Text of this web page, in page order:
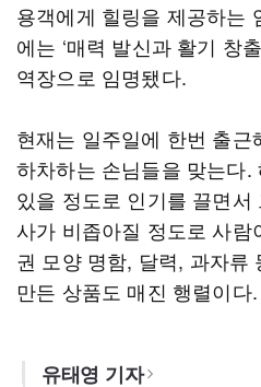
용객에게 힐링을 제공하는
에는 ‘매력 발신과 활기 창
역장으로 임명됐다.
현재는 일주일에 한번 출
하차하는 손님들을 맞는다
있을 정도로 인기를 끌면서
사가 비좁아질 정도로 사
권 모양 명함, 달력, 과자류
만든 상품도 매진 행렬이다.
유태영 기자